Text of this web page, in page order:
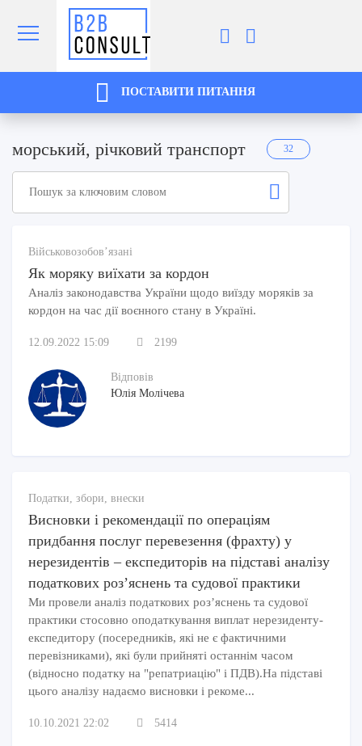
ПОСТАВИТИ ПИТАННЯ
морський, річковий транспорт 32
Військовозобов’язані
Як моряку виїхати за кордон
Аналіз законодавства України щодо виїзду моряків за
кордон на час дії воєнного стану в Україні.
12.09.2022 15:09 2199
Відповів
Юлія Молічева
Податки, збори, внески
Висновки і рекомендації по операціям
придбання послуг перевезення (фрахту) у
нерезидентів – експедиторів на підставі аналізу
податкових роз’яснень та судової практики
Ми провели аналіз податкових роз’яснень та судової
практики стосовно оподаткування виплат нерезиденту-
експедитору (посередників, які не є фактичними
перевізниками), які були прийняті останнім часом
(відносно податку на "репатриацію" і ПДВ).На підставі
цього аналізу надаємо висновки і рекоме...
10.10.2021 22:02 5414